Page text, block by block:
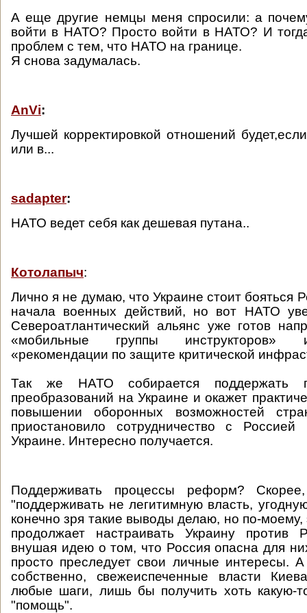
А еще другие немцы меня спросили: а
войти в НАТО? Просто войти в НАТО? И
проблем с тем, что НАТО на границе.
Я снова задумалась.
AnVi:
Лучшей корректировкой отношений
или в...
sadapter:
НАТО ведет себя как дешевая путана..
Котолапыч:
Лично я не думаю, что Украине стоит бояться
начала военных действий, но вот НАТО
Североатлантический альянс уже готов
«мобильные группы инструкторов»
«рекомендации по защите критической
Так же НАТО собирается поддержать
преобразований на Украине и окажет
повышении оборонных возможностей
приостановило сотрудничество с
Украине. Интересно получается.
Поддерживать процессы реформ?
"поддерживать не легитимную власть,
конечно зря такие выводы делаю, но по-
продолжает настраивать Украину против
внушая идею о том, что Россия опасна для
просто преследует свои личные интересы. А
собственно, свежеиспеченные власти
любые шаги, лишь бы получить хоть какую-
"помощь".